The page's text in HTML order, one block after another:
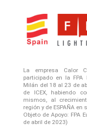
La empresa Calor
participado en la FPA
Milán del 18 al 23 de
de ICEX, habiendo
mismos, al
región y de ESPAÑA en
Objeto de Apoyo: FPA
de abril de 2023)